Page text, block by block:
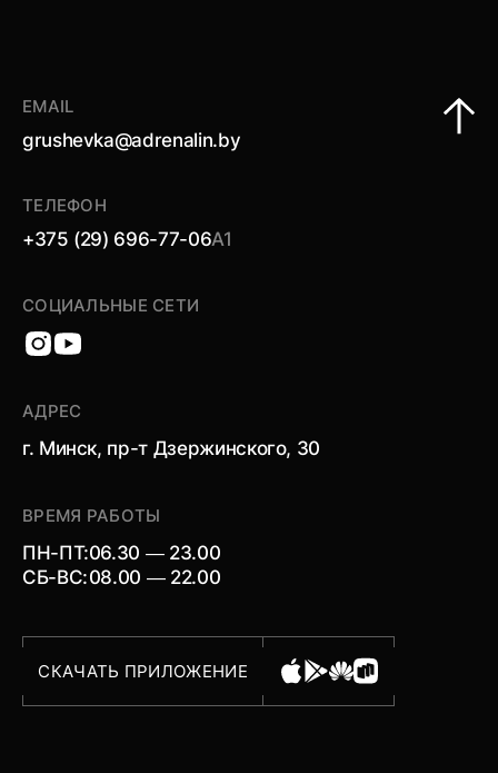
EMAIL
grushevka@adrenalin.by
ТЕЛЕФОН
+375 (29) 696-77-06А1
СОЦИАЛЬНЫЕ СЕТИ
АДРЕС
г. Минск, пр-т Дзержинского, 30
ВРЕМЯ РАБОТЫ
ПН-ПТ:
СБ-ВС:
06.30 — 23.00
08.00 — 22.00
СКАЧАТЬ ПРИЛОЖЕНИЕ